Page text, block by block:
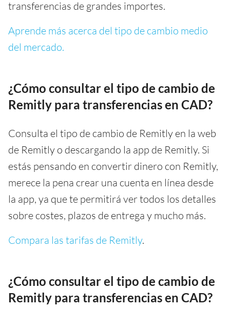
transferencias de grandes importes.
Aprende más acerca del tipo de cambio medio
del mercado.
¿Cómo consultar el tipo de cambio de
Remitly para transferencias en CAD?
Consulta el tipo de cambio de Remitly en la web
de Remitly o descargando la app de Remitly. Si
estás pensando en convertir dinero con Remitly,
merece la pena crear una cuenta en línea desde
la app, ya que te permitirá ver todos los detalles
sobre costes, plazos de entrega y mucho más.
Compara las tarifas de Remitly.
¿Cómo consultar el tipo de cambio de
Remitly para transferencias en CAD?